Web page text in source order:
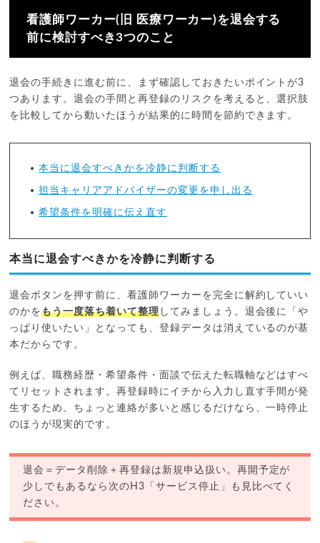
看護師ワーカー(旧 医療ワーカー)を退会する
前に検討すべき3つのこと
退会の手続きに進む前に、まず確認しておきたいポイントが3
つあります。退会の手間と再登録のリスクを考えると、選択肢
を比較してから動いたほうが結果的に時間を節約できます。
本当に退会すべきかを冷静に判断する
担当キャリアアドバイザーの変更を申し出る
希望条件を明確に伝え直す
本当に退会すべきかを冷静に判断する
退会ボタンを押す前に、看護師ワーカーを完全に解約していい
のかをもう一度落ち着いて整理してみましょう。退会後に「や
っぱり使いたい」となっても、登録データは消えているのが基
本だからです。
例えば、職務経歴・希望条件・面談で伝えた転職軸などはすべ
てリセットされます。再登録時にイチから入力し直す手間が発
生するため、ちょっと連絡が多いと感じるだけなら、一時停止
のほうが現実的です。
退会＝データ削除＋再登録は新規申込扱い。再開予定が
少しでもあるなら次のH3「サービス停止」も見比べてく
ださい。